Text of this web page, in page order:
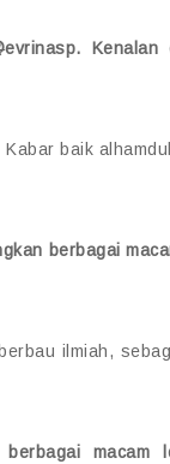
evrinasp.
Kabar baik
berbagai
ilmiah,
berbagai